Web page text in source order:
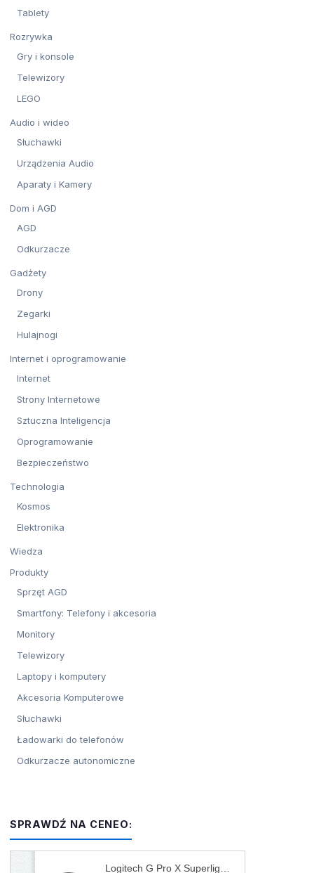
Tablety
Rozrywka
Gry i konsole
Telewizory
LEGO
Audio i wideo
Słuchawki
Urządzenia Audio
Aparaty i Kamery
Dom i AGD
AGD
Odkurzacze
Gadżety
Drony
Zegarki
Hulajnogi
Internet i oprogramowanie
Internet
Strony Internetowe
Sztuczna Inteligencja
Oprogramowanie
Bezpieczeństwo
Technologia
Kosmos
Elektronika
Wiedza
Produkty
Sprzęt AGD
Smartfony: Telefony i akcesoria
Monitory
Telewizory
Laptopy i komputery
Akcesoria Komputerowe
Słuchawki
Ładowarki do telefonów
Odkurzacze autonomiczne
SPRAWDŹ NA CENEO: